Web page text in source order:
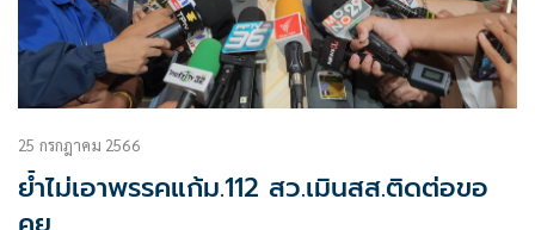
25 กรกฎาคม 2566
ย้ำไม่เอาพรรคแก้ม.112 สว.เมินสส.ติดต่อขอ